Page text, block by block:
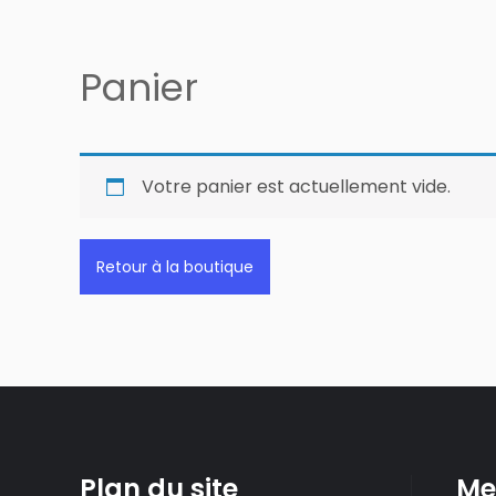
Panier
Votre panier est actuellement vide.
Retour à la boutique
Plan du site